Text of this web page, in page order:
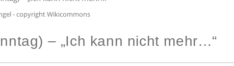
- copyright Wikicommons
– „Ich kann nicht mehr…“